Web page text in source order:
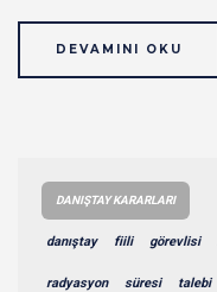
DEVAMINI OKU
DANIŞTAY KARARLARI
danıştay fiili görevlisi
radyasyon süresi talebi